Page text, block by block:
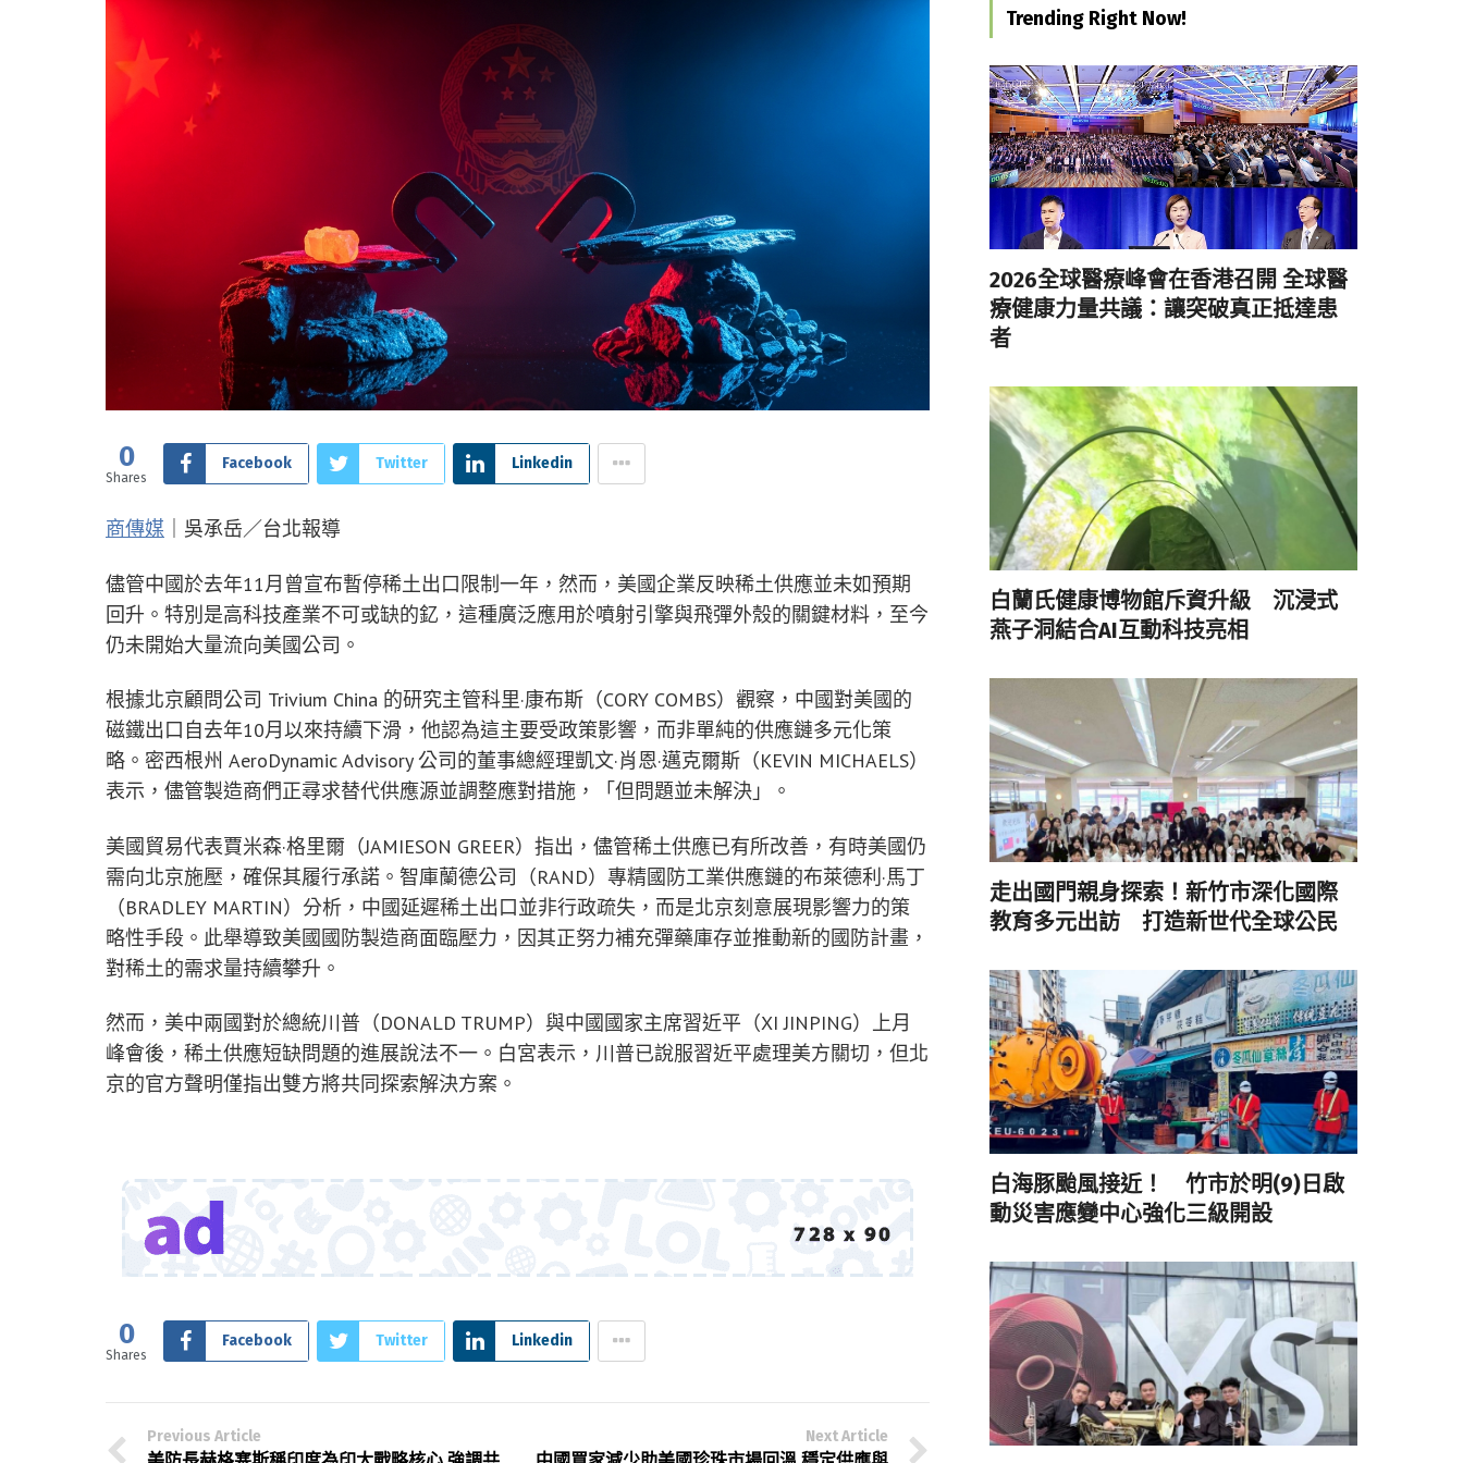
0
Shares
Facebook Twitter Linkedin
商傳媒 ｜吳承岳／台北報導
儘管中國於去年11月曾宣布暫停稀土出口限制一年，然而，美國企業反映稀土供應並未如預期
回升。特別是高科技產業不可或缺的釔，這種廣泛應用於噴射引擎與飛彈外殼的關鍵材料，至今
仍未開始大量流向美國公司。
根據北京顧問公司 Trivium China 的研究主管科里·康布斯（CORY COMBS）觀察，中國對美國的
磁鐵出口自去年10月以來持續下滑，他認為這主要受政策影響，而非單純的供應鏈多元化策
略。密西根州 AeroDynamic Advisory 公司的董事總經理凱文·肖恩·邁克爾斯（KEVIN MICHAELS）
表示，儘管製造商們正尋求替代供應源並調整應對措施，「但問題並未解決」。
美國貿易代表賈米森·格里爾（JAMIESON GREER）指出，儘管稀土供應已有所改善，有時美國仍
需向北京施壓，確保其履行承諾。智庫蘭德公司（RAND）專精國防工業供應鏈的布萊德利·馬丁
（BRADLEY MARTIN）分析，中國延遲稀土出口並非行政疏失，而是北京刻意展現影響力的策
略性手段。此舉導致美國國防製造商面臨壓力，因其正努力補充彈藥庫存並推動新的國防計畫，
對稀土的需求量持續攀升。
然而，美中兩國對於總統川普（DONALD TRUMP）與中國國家主席習近平（XI JINPING）上月
峰會後，稀土供應短缺問題的進展說法不一。白宮表示，川普已說服習近平處理美方關切，但北
京的官方聲明僅指出雙方將共同探索解決方案。
0
Shares
Facebook Twitter Linkedin
Previous Article Next Article
Trending Right Now!
2026全球醫療峰會在香港召開 全球醫
療健康力量共議：讓突破真正抵達患
者
白蘭氏健康博物館斥資升級 沉浸式
燕子洞結合AI互動科技亮相
走出國門親身探索！新竹市深化國際
教育多元出訪 打造新世代全球公民
白海豚颱風接近！ 竹市於明(9)日啟
動災害應變中心強化三級開設